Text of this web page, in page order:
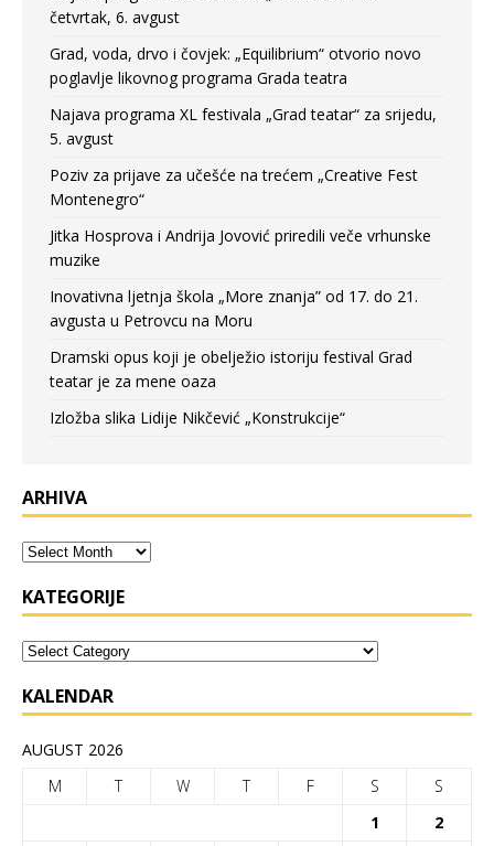
četvrtak, 6. avgust
Grad, voda, drvo i čovjek: „Equilibrium“ otvorio novo
poglavlje likovnog programa Grada teatra
Najava programa XL festivala „Grad teatar“ za srijedu,
5. avgust
Poziv za prijave za učešće na trećem „Creative Fest
Montenegro“
Jitka Hosprova i Andrija Jovović priredili veče vrhunske
muzike
Inovativna ljetnja škola „More znanja” od 17. do 21.
avgusta u Petrovcu na Moru
Dramski opus koji je obelježio istoriju festival Grad
teatar je za mene oaza
Izložba slika Lidije Nikčević „Konstrukcije“
ARHIVA
KATEGORIJE
KALENDAR
AUGUST 2026
M
T W T F S
S
1
2